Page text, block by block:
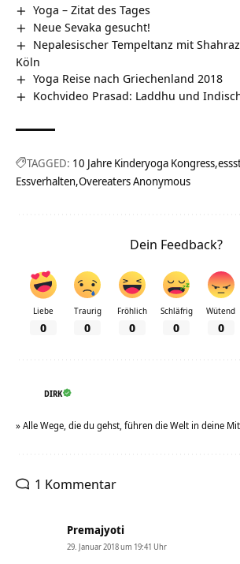
Yoga – Zitat des Tages
Neue Sevaka gesucht!
Nepalesischer Tempeltanz mit
Köln
Yoga Reise nach Griechenland 2018
Kochvideo Prasad: Laddhu und
TAGGED: 10 Jahre Kinderyoga Kongress
Essverhalten Overeaters Anonymous
Dein Feedback?
Liebe
0
Traurig
0
Fröhlich
0
Schläfrig
0
Wütend
0
DIRK
» Alle Wege, die du gehst, führen die Welt in deine
1 Kommentar
Premajyoti
29. Januar 2018 um 19:41 Uhr